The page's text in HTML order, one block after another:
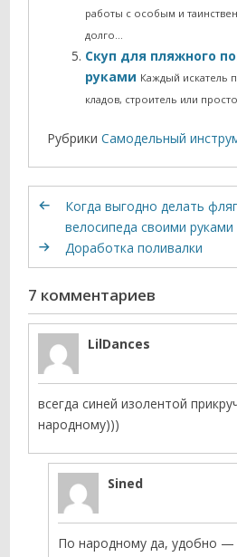
работы с особым и
долго…
Скуп для пляжного
руками Каждый искатель
кладов, строитель или
Рубрики Самодельный
Когда выгодно делать
велосипеда своими руками
Доработка поливалки
7 комментариев
LilDances
всегда синей изолентой
народному)))
Sined
По народному да, удобно —